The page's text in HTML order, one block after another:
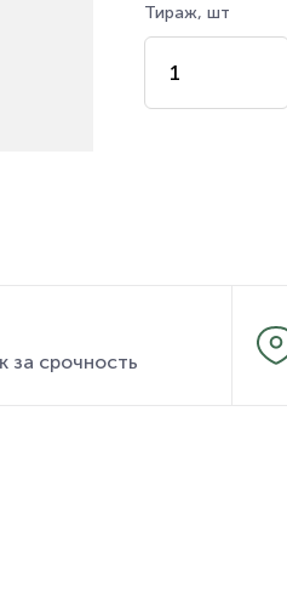
Тираж, шт
за срочность